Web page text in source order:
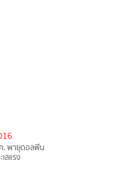
16
. พายุดอลฟิน
ลแรง